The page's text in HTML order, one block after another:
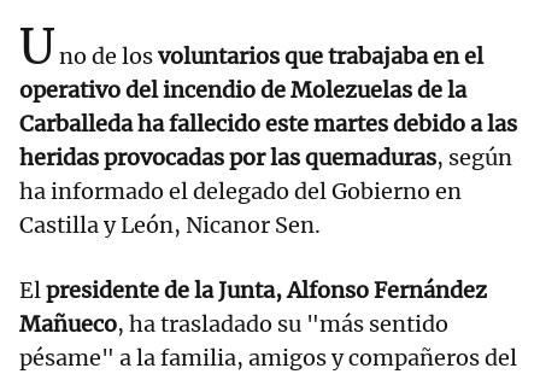
Uno de losvoluntarios que trabajaba en el
operativo del incendio de Molezuelas de la
Carballeda ha fallecido este martes debido a las
heridas provocadas por las quemaduras, según
ha informado el delegado del Gobierno en
Castilla y León, Nicanor Sen.
Elpresidente de la Junta, Alfonso Fernández
Mañueco, ha trasladado su "más sentido
pésame" a la familia, amigos y compañeros del